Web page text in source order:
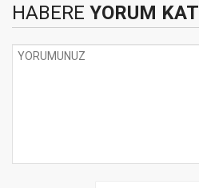
HABERE YORUM KAT